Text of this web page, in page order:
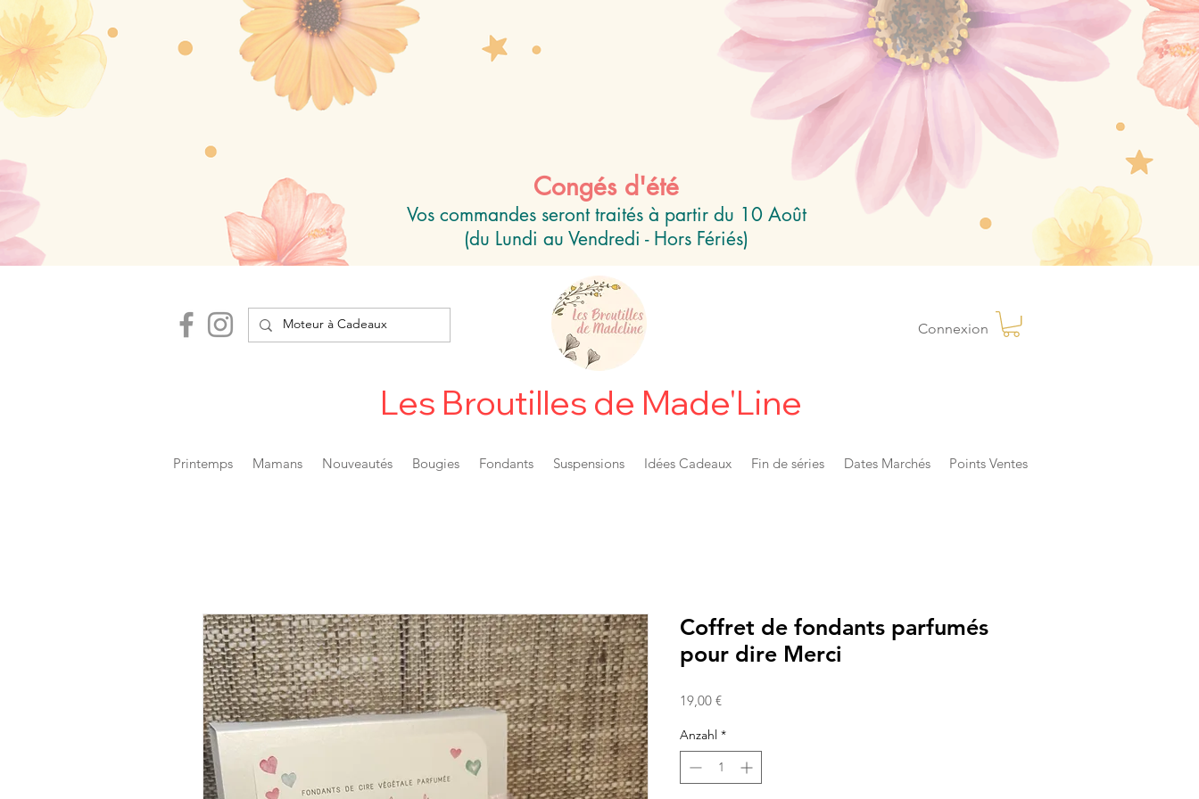
Congés d'été
Vos commandes seront traités à partir du 10 Août
(du Lundi au Vendredi - Hors Fériés)
Connexion
Les Broutilles de Made'Line
Printemps Mamans Nouveautés Bougies Fondants Suspensions Idées Cadeaux Fin de séries Dates Marchés Points Ventes
Coffret de fondants parfumés
pour dire Merci
19,00 €Preis
Anzahl *